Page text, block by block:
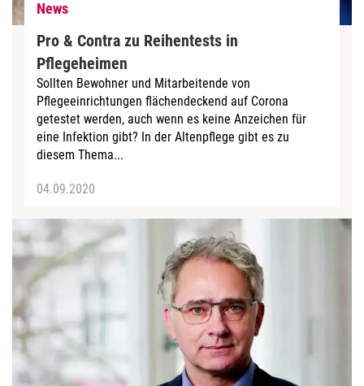
News
Pro & Contra zu Reihentests in
Pflegeheimen
Sollten Bewohner und Mitarbeitende von
Pflegeeinrichtungen flächendeckend auf Corona
getestet werden, auch wenn es keine Anzeichen für
eine Infektion gibt? In der Altenpflege gibt es zu
diesem Thema...
04.09.2020